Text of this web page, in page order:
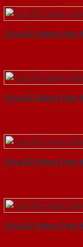
Cửa Gỗ Chống Cháy
Cửa Gỗ Chống Cháy
Cửa Gỗ Chống Cháy
Cửa Gỗ Chống Cháy